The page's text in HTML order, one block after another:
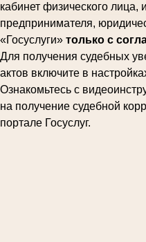
кабинет физического лица,
предпринимателя,
«Госуслуги» только с
Для получения судебных
актов включите в
Ознакомьтесь с
на получение судебной
портале Госуслуг.